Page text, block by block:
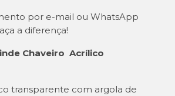
por e-mail ou WhatsApp
a diferença!
Chaveiro Acrílico
transparente com argola de